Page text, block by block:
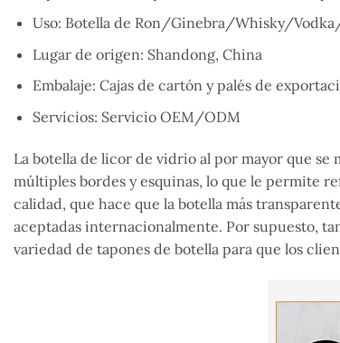
Uso: Botella de Ron/Ginebra/Whisky/
Lugar de origen: Shandong, China
Embalaje: Cajas de cartón y palés de
Servicios: Servicio OEM/ODM
La botella de licor de vidrio al por mayor que se
múltiples bordes y esquinas, lo que le permite
calidad, que hace que la botella más
aceptadas internacionalmente. Por supuesto,
variedad de tapones de botella para que los